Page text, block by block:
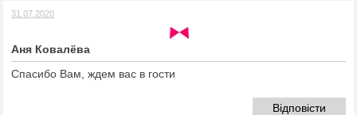
31.07.2020
Аня Ковалёва
Спасибо Вам, ждем вас в гости
Відповісти